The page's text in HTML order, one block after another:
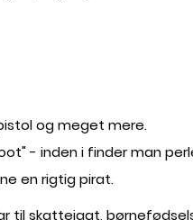
og meget mere.
- inden i finder man
en rigtig pirat.
til skattejagt,